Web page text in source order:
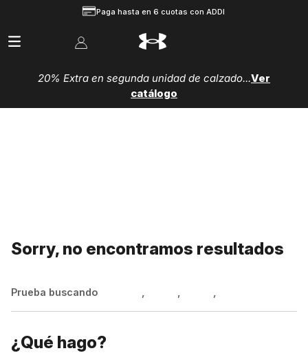
Paga hasta en 6 cuotas con ADDI
20% Extra en segunda unidad de calzado...Ver
catálogo
Sorry, no encontramos resultados
Prueba buscando , , ,
¿Qué hago?